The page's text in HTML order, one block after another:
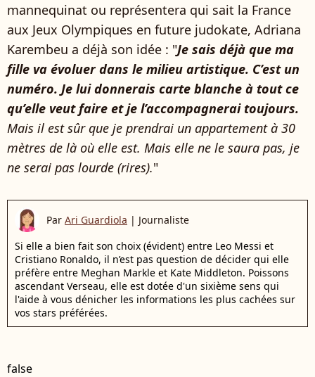
mannequinat ou représentera qui sait la France
aux Jeux Olympiques en future judokate, Adriana
Karembeu a déjà son idée : "Je sais déjà que ma
fille va évoluer dans le milieu artistique. C’est un
numéro. Je lui donnerais carte blanche à tout ce
qu’elle veut faire et je l’accompagnerai toujours.
Mais il est sûr que je prendrai un appartement à 30
mètres de là où elle est. Mais elle ne le saura pas, je
ne serai pas lourde (rires)."
Par Ari Guardiola | Journaliste
Si elle a bien fait son choix (évident) entre Leo Messi et
Cristiano Ronaldo, il n’est pas question de décider qui elle
préfère entre Meghan Markle et Kate Middleton. Poissons
ascendant Verseau, elle est dotée d'un sixième sens qui
l'aide à vous dénicher les informations les plus cachées sur
vos stars préférées.
false